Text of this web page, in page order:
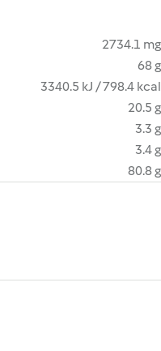
2734.1 mg
68 g
3340.5 kJ / 798.4 kcal
20.5 g
3.3 g
3.4 g
80.8 g